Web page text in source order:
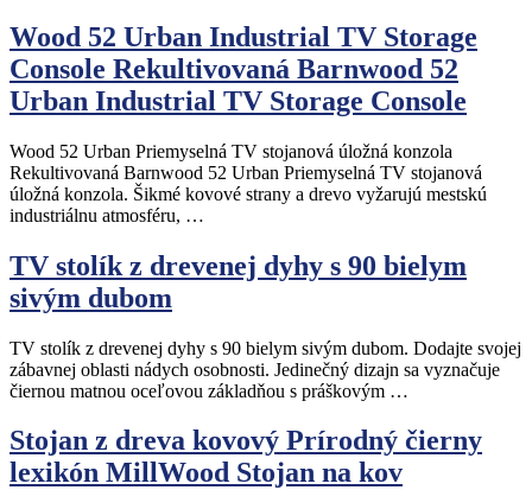
Wood 52 Urban Industrial TV Storage
Console Rekultivovaná Barnwood 52
Urban Industrial TV Storage Console
Wood 52 Urban Priemyselná TV stojanová úložná konzola
Rekultivovaná Barnwood 52 Urban Priemyselná TV stojanová
úložná konzola. Šikmé kovové strany a drevo vyžarujú mestskú
industriálnu atmosféru, …
TV stolík z drevenej dyhy s 90 bielym
sivým dubom
TV stolík z drevenej dyhy s 90 bielym sivým dubom. Dodajte svojej
zábavnej oblasti nádych osobnosti. Jedinečný dizajn sa vyznačuje
čiernou matnou oceľovou základňou s práškovým …
Stojan z dreva kovový Prírodný čierny
lexikón MillWood Stojan na kov